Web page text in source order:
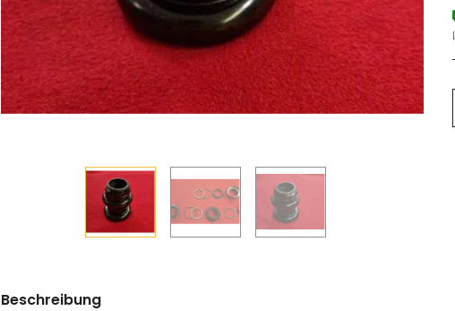
Beschreibung